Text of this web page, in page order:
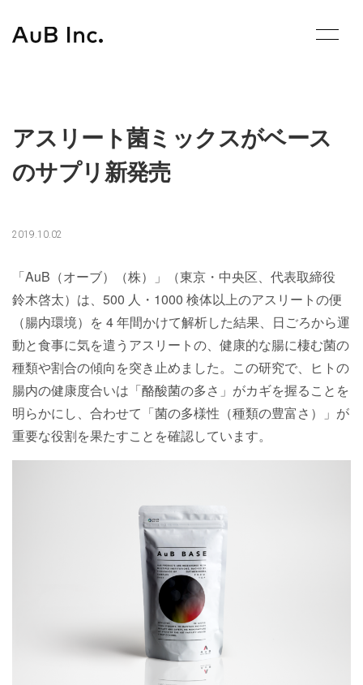
content
アスリート菌ミックスがベース
のサプリ新発売
2019.10.02
「AuB（オーブ）（株）」（東京・中央区、代表取締役
鈴木啓太）は、500 人・1000 検体以上のアスリートの便
（腸内環境）を 4 年間かけて解析した結果、日ごろから運
動と食事に気を遣うアスリートの、健康的な腸に棲む菌の
種類や割合の傾向を突き止めました。この研究で、ヒトの
腸内の健康度合いは「酪酸菌の多さ」がカギを握ることを
明らかにし、合わせて「菌の多様性（種類の豊富さ）」が
重要な役割を果たすことを確認しています。